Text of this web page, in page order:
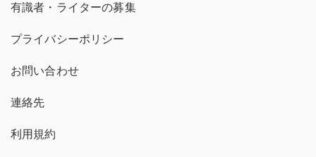
有識者・ライターの募集
プライバシーポリシー
お問い合わせ
連絡先
利用規約